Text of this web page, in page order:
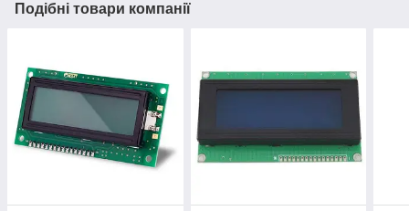
Подібні товари компанії